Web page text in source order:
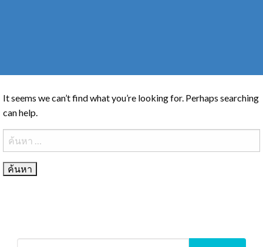
It seems we can’t find what you’re looking for. Perhaps searching
can help.
ค้นหา
สำหรับ: